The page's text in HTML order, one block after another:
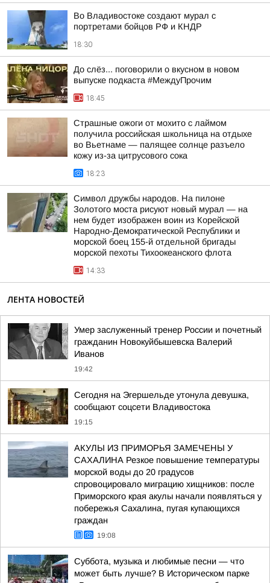
Во Владивостоке создают мурал с
портретами бойцов РФ и КНДР
18:30
До слёз... поговорили о вкусном в новом
выпуске подкаста #МеждуПрочим
18:45
Страшные ожоги от мохито с лаймом
получила российская школьница на отдыхе
во Вьетнаме — палящее солнце разъело
кожу из-за цитрусового сока
18:23
Символ дружбы народов. На пилоне
Золотого моста рисуют новый мурал — на
нем будет изображен воин из Корейской
Народно-Демократической Республики и
морской боец 155-й отдельной бригады
морской пехоты Тихоокеанского флота
14:33
ЛЕНТА НОВОСТЕЙ
Умер заслуженный тренер России и почетный
гражданин Новокуйбышевска Валерий
Иванов
19:42
Сегодня на Эгершельде утонула девушка,
сообщают соцсети Владивостока
19:15
АКУЛЫ ИЗ ПРИМОРЬЯ ЗАМЕЧЕНЫ У
САХАЛИНА Резкое повышение температуры
морской воды до 20 градусов
спровоцировало миграцию хищников: после
Приморского края акулы начали появляться у
побережья Сахалина, пугая купающихся
граждан
19:08
Суббота, музыка и любимые песни — что
может быть лучше? В Историческом парке